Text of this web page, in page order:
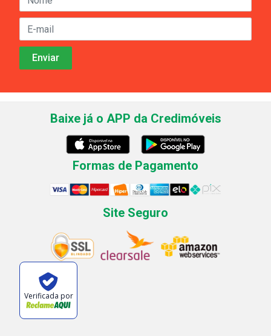
Baixe já o APP da Credimóveis
Formas de Pagamento
Site Seguro
Verificada por